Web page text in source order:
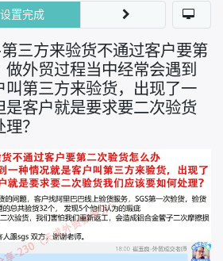
三方来验货不通过客户要第
外贸过程当中经常会遇到
叫第三方来验货，出现了一
是客户就是要求要二次验货
？
设置完成